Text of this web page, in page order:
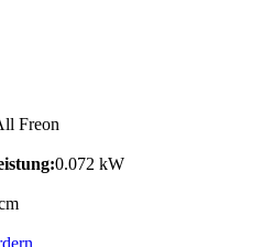
Freon
0.072 kW